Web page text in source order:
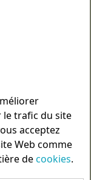
le trafic du site
acceptez
Web comme
decookies.